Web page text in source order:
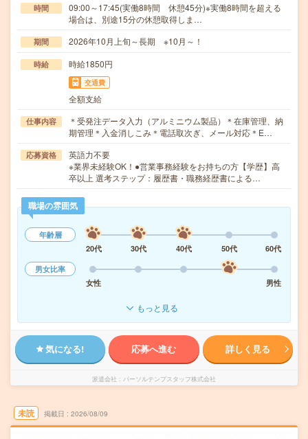
時間
09:00～17:45(実働8時間 休憩45分)※実働8時間を超える
場合は、別途15分の休憩取得しま…
期間 2026年10月上旬～長期 ※10月～！
時給 時給1850円
交通費
全額支給
仕事内容
＊受発注データ入力（アルミニウム製品）＊在庫管理、納
期管理＊入金消しこみ＊電話取次ぎ、メール対応＊E…
応募資格
英語力不要
※業界未経験OK！●営業事務経験をお持ちの方【学歴】高
卒以上 選考ステップ：履歴書・職務経歴書による…
職場の雰囲気
年齢層
20代
30代 40代 50代
60代
男女比率
女性
男性
もっと見る
気になる! 応募へ進む 詳しく見る
派遣会社 パーソルテンプスタッフ株式会社
未読 掲載日 2026/08/09